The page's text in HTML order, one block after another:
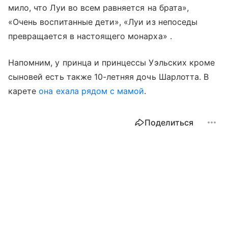
мило, что Луи во всем равняется на брата»,
«Очень воспитанные дети», «Луи из непоседы
превращается в настоящего монарха» .
Напомним, у принца и принцессы Уэльских кроме
сыновей есть также 10-летняя дочь Шарлотта. В
каретеона ехала рядом с мамой.
Поделиться